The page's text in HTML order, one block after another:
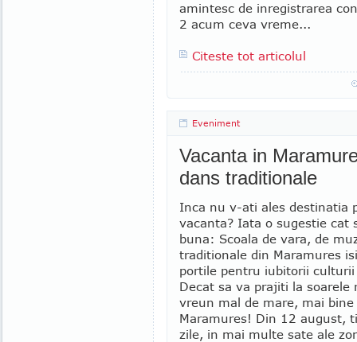
amintesc de inregistrarea
2 acum ceva vreme...
Citeste tot articolul
Eveniment
Vacanta in
dans traditionale
Inca nu v-ati ales destinatia
vacanta? Iata o sugestie cat
buna: Scoala de vara, de
traditionale din Maramures
portile pentru iubitorii
Decat sa va prajiti la soarele
vreun mal de mare, mai
Maramures! Din 12 august,
zile, in mai multe sate ale